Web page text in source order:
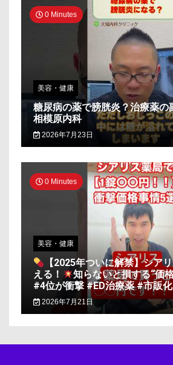
0 Minutes
美容・健康
糖尿病の薬で膀胱炎？治療薬の
相模原内科
2026年7月23日
0 Minutes
美容・健康
【2025年ついに解禁】シア
える！
知らないと損する“価
#4位が衝撃 #ED治療薬 #市販
2026年7月21日